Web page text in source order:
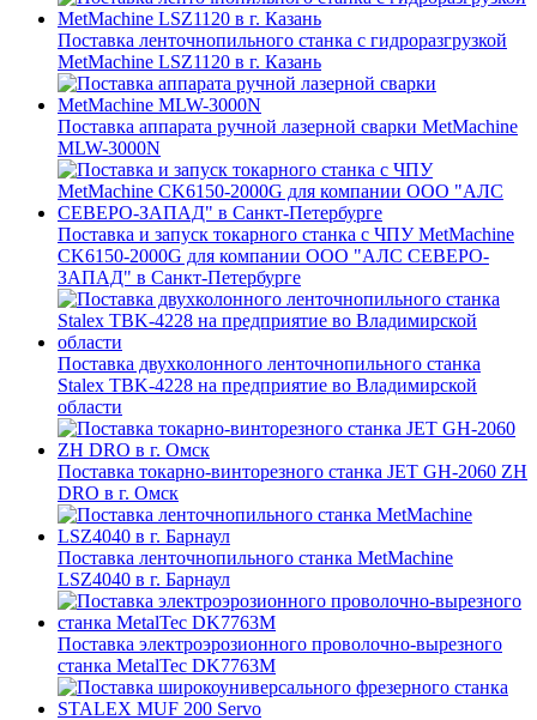
Поставка ленточнопильного станка c гидроразгрузкой
MetMachine LSZ1120 в г. Казань
Поставка аппарата ручной лазерной сварки MetMachine
MLW-3000N
Поставка и запуск токарного станка с ЧПУ MetMachine
CK6150-2000G для компании ООО "АЛС СЕВЕРО-
ЗАПАД" в Санкт-Петербурге
Поставка двухколонного ленточнопильного станка
Stalex TBK-4228 на предприятие во Владимирской
области
Поставка токарно-винторезного станка JET GH-2060 ZH
DRO в г. Омск
Поставка ленточнопильного станка MetMachine
LSZ4040 в г. Барнаул
Поставка электроэрозионного проволочно-вырезного
станка MetalTec DK7763M